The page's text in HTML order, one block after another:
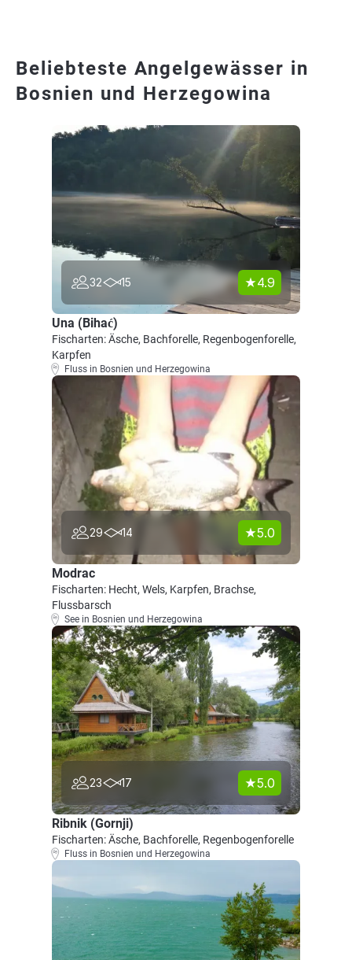
Beliebteste Angelgewässer in
Bosnien und Herzegowina
32 15 4.9
Una (Bihać)
Fischarten: Äsche, Bachforelle, Regenbogenforelle,
Karpfen
Fluss in Bosnien und Herzegowina
29 14 5.0
Modrac
Fischarten: Hecht, Wels, Karpfen, Brachse,
Flussbarsch
See in Bosnien und Herzegowina
23 17 5.0
Ribnik (Gornji)
Fischarten: Äsche, Bachforelle, Regenbogenforelle
Fluss in Bosnien und Herzegowina